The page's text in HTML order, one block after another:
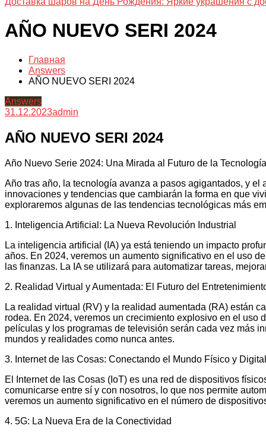
AÑO NUEVO SERI 2024
Главная
Answers
AÑO NUEVO SERI 2024
Answers
31.12.2023admin
AÑO NUEVO SERI 2024
Año Nuevo Serie 2024: Una Mirada al Futuro de la Tecnología
Año tras año, la tecnología avanza a pasos agigantados, y
innovaciones y tendencias que cambiarán la forma en que
exploraremos algunas de las tendencias tecnológicas más
1. Inteligencia Artificial: La Nueva Revolución Industrial
La inteligencia artificial (IA) ya está teniendo un impacto
años. En 2024, veremos un aumento significativo en el uso
las finanzas. La IA se utilizará para automatizar tareas,
2. Realidad Virtual y Aumentada: El Futuro del
La realidad virtual (RV) y la realidad aumentada (RA) están
rodea. En 2024, veremos un crecimiento explosivo en el
películas y los programas de televisión serán cada vez más
mundos y realidades como nunca antes.
3. Internet de las Cosas: Conectando el Mundo Físico y Digital
El Internet de las Cosas (IoT) es una red de dispositivos
comunicarse entre sí y con nosotros, lo que nos permite
veremos un aumento significativo en el número de
4. 5G: La Nueva Era de la Conectividad